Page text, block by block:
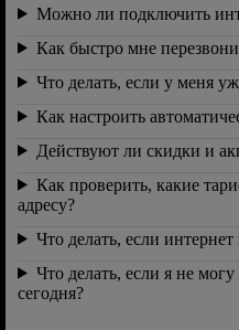
Можно ли подключить
Как быстро мне
Что делать, если у меня
Как настроить
Действуют ли скидки и
Как проверить, какие
адресу?
Что делать, если интернет
Что делать, если я не
сегодня?